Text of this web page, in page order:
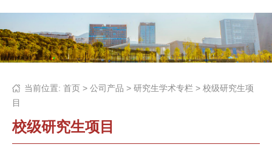
当前位置: 首页 > 公司产品 > 研究生学术专栏 > 校级研究生项
目
校级研究生项目